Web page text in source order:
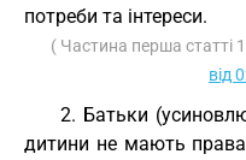
потреби та інтереси.
( Частина перша статті
від
2. Батьки
дитини не мають права